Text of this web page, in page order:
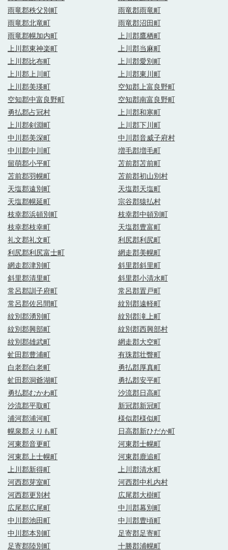
雨竜郡秩父別町
雨竜郡雨竜町
雨竜郡北竜町
雨竜郡沼田町
雨竜郡幌加内町
上川郡鷹栖町
上川郡東神楽町
上川郡当麻町
上川郡比布町
上川郡愛別町
上川郡上川町
上川郡東川町
上川郡美瑛町
空知郡上富良野町
空知郡中富良野町
空知郡南富良野町
勇払郡占冠村
上川郡和寒町
上川郡剣淵町
上川郡下川町
中川郡美深町
中川郡音威子府村
中川郡中川町
増毛郡増毛町
留萌郡小平町
苫前郡苫前町
苫前郡羽幌町
苫前郡初山別村
天塩郡遠別町
天塩郡天塩町
天塩郡幌延町
宗谷郡猿払村
枝幸郡浜頓別町
枝幸郡中頓別町
枝幸郡枝幸町
天塩郡豊富町
礼文郡礼文町
利尻郡利尻町
利尻郡利尻富士町
網走郡美幌町
網走郡津別町
斜里郡斜里町
斜里郡清里町
斜里郡小清水町
常呂郡訓子府町
常呂郡置戸町
常呂郡佐呂間町
紋別郡遠軽町
紋別郡湧別町
紋別郡滝上町
紋別郡興部町
紋別郡西興部村
紋別郡雄武町
網走郡大空町
虻田郡豊浦町
有珠郡壮瞥町
白老郡白老町
勇払郡厚真町
虻田郡洞爺湖町
勇払郡安平町
勇払郡むかわ町
沙流郡日高町
沙流郡平取町
新冠郡新冠町
浦河郡浦河町
様似郡様似町
幌泉郡えりも町
日高郡新ひだか町
河東郡音更町
河東郡士幌町
河東郡上士幌町
河東郡鹿追町
上川郡新得町
上川郡清水町
河西郡芽室町
河西郡中札内村
河西郡更別村
広尾郡大樹町
広尾郡広尾町
中川郡幕別町
中川郡池田町
中川郡豊頃町
中川郡本別町
足寄郡足寄町
足寄郡陸別町
十勝郡浦幌町